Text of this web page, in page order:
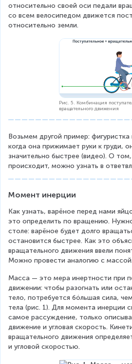
относительно своей оси педали
со всем велосипедом движется
относительно земли.
Рис. 5. Комбинация
вращательного движения
Возьмем другой пример:
когда она прижимает руки к груди,
значительно быстрее (видео). О
происходит, можно узнать в
Момент инерции
Как узнать, варёное перед нами
это определить по вращению.
столе: варёное будет долго
остановится быстрее. Как это
вращательного движения ввели
Можно провести аналогию с массой.
Масса — это мера инертности при
движении: чтобы разогнать или
тело, потребуется бóльшая сила,
тела (рис. 1). Для момента инерции
самое рассуждение, только
движение и угловая скорость.
вращательного движения
и угловой скоростью.